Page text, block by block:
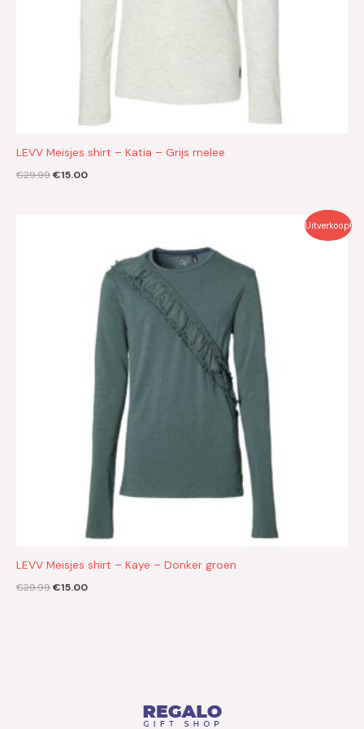
LEVV Meisjes shirt – Katia – Grijs melee
€29.99€15.00
Uitverkoop!
LEVV Meisjes shirt – Kaye – Donker groen
€29.99€15.00
€15.00.